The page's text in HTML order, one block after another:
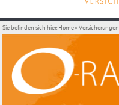
Sie befinden sich hier:Home»Versicherungen